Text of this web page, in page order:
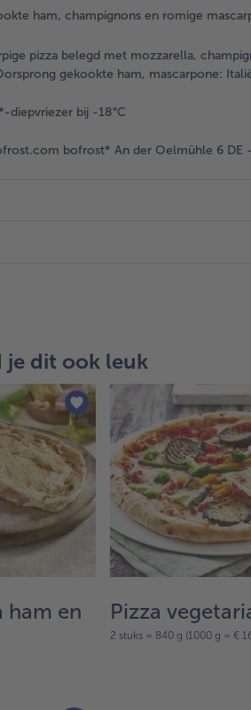
ham, champignons en romige
pizza belegd met mozzarella,
gekookte ham, mascarpone:
diepvriezer bij -18°C
bofrost* An der Oelmühle 6 DE
je dit ook leuk
ham en
Pizza
2 stuks = 840 g (1000 g = €